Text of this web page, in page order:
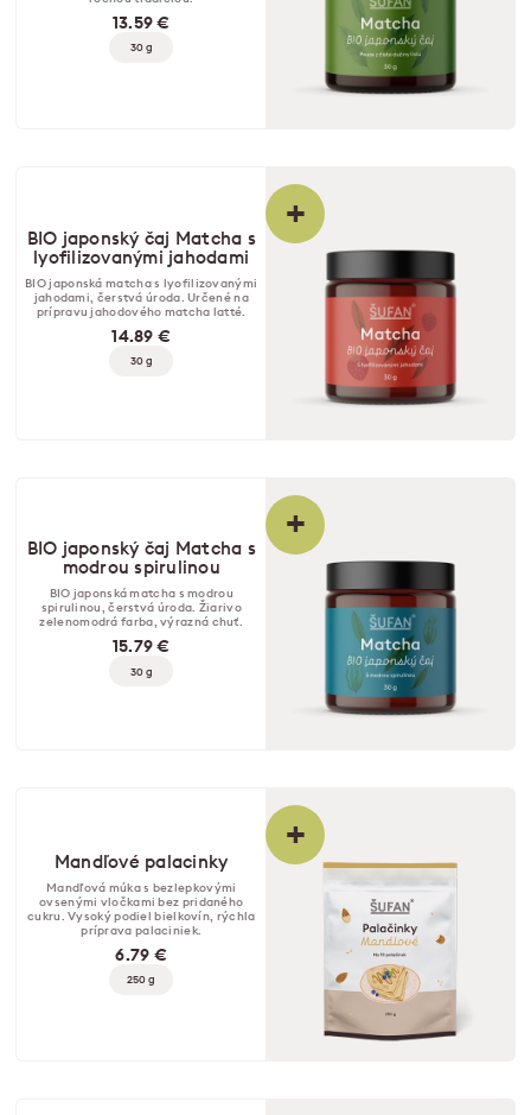
13.59 €
30 g
+
BIO japonský čaj Matcha s
lyofilizovanými jahodami
BIO japonská matcha s lyofilizovanými
jahodami, čerstvá úroda. Určené na
prípravu jahodového matcha latté.
14.89 €
30 g
+
BIO japonský čaj Matcha s
modrou spirulinou
BIO japonská matcha s modrou
spirulinou, čerstvá úroda. Žiarivo
zelenomodrá farba, výrazná chuť.
15.79 €
30 g
+
Mandľové palacinky
Mandľová múka s bezlepkovými
ovsenými vločkami bez pridaného
cukru. Vysoký podiel bielkovín, rýchla
príprava palaciniek.
6.79 €
250 g